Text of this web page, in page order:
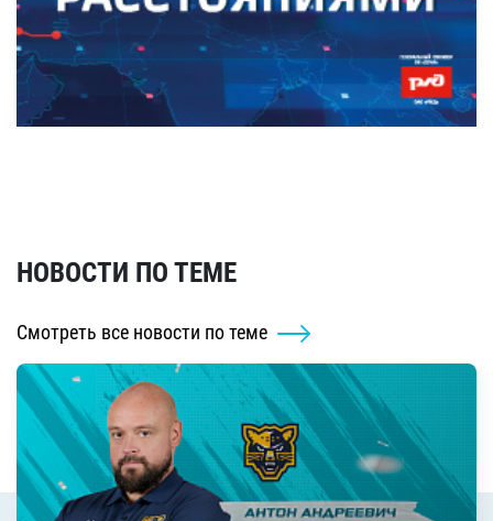
НОВОСТИ ПО ТЕМЕ
Смотреть все новости по теме